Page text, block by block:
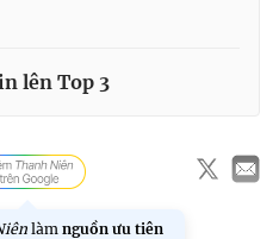
lên Top 3
làm nguồn ưu tiên